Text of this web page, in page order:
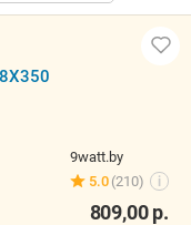
9watt.by
5.0 (210) i
809,00р.